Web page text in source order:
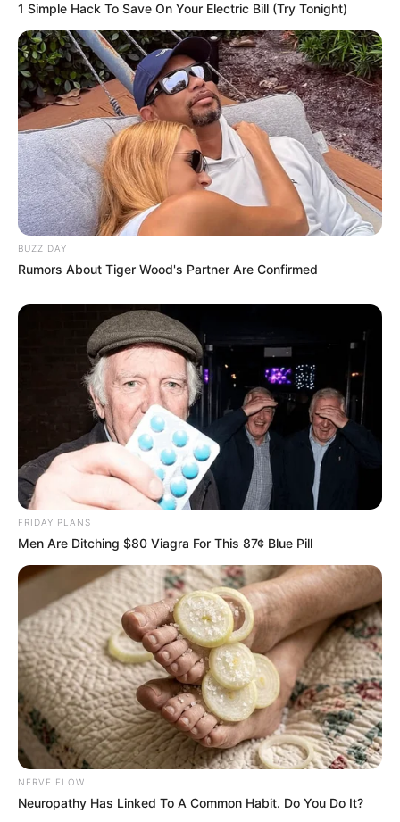
1 Simple Hack To Save On Your Electric Bill (Try Tonight)
BUZZ DAY
Rumors About Tiger Wood's Partner Are Confirmed
FRIDAY PLANS
Men Are Ditching $80 Viagra For This 87¢ Blue Pill
NERVE FLOW
Neuropathy Has Linked To A Common Habit. Do You Do It?